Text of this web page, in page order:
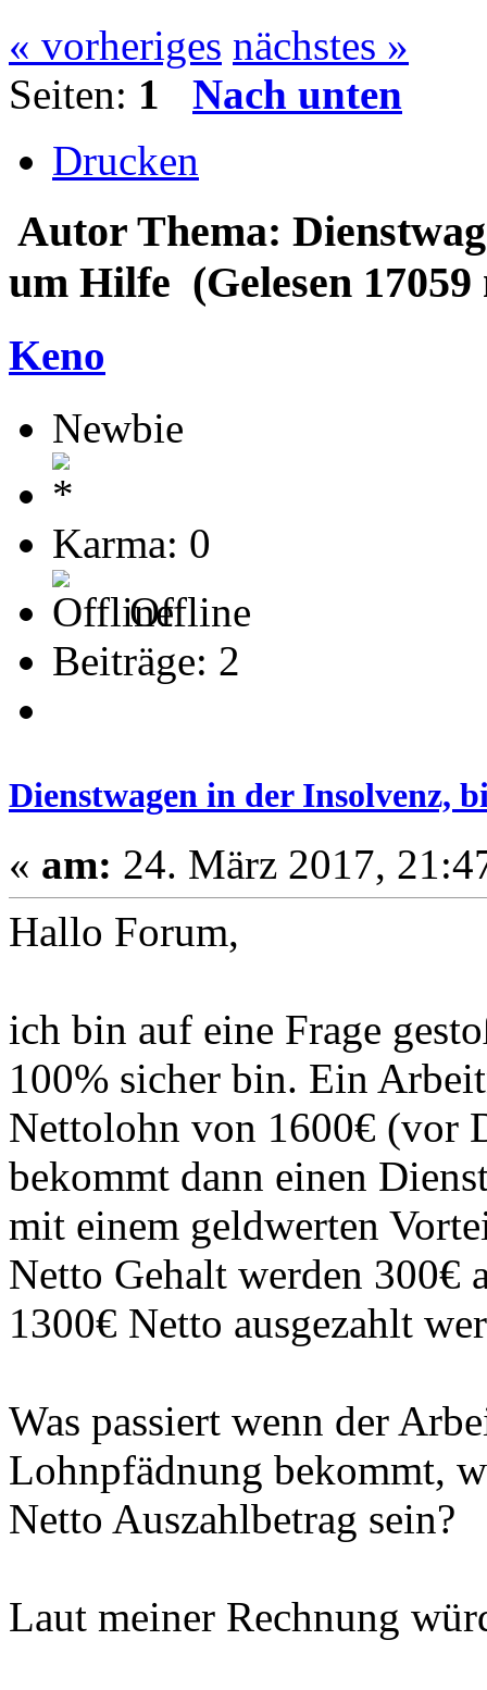
« vorheriges nächstes »
Seiten: 1
Nach unten
Drucken
Autor Thema:
um Hilfe (Gelesen 17059
Keno
Newbie
Karma: 0
Offline
Beiträge: 2
Dienstwagen in der Insolvenz,
« am: 24. März 2017,
Hallo Forum,
ich bin auf eine Frage
100% sicher bin. Ein
Nettolohn von 1600€ (vor
bekommt dann einen
mit einem geldwerten
Netto Gehalt werden 300€
1300€ Netto ausgezahlt
Was passiert wenn der
Lohnpfädnung bekommt,
Netto Auszahlbetrag sein?
Laut meiner Rechnung